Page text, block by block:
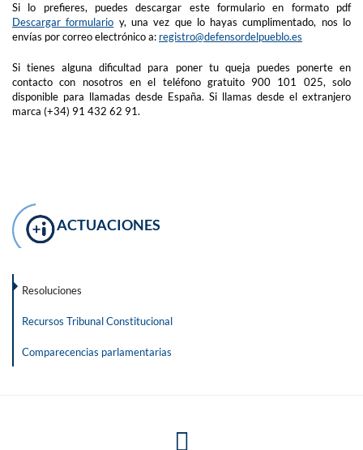
Si lo prefieres, puedes descargar este formulario en formato pdf
Descargar formulario y, una vez que lo hayas cumplimentado, nos lo
envías por correo electrónico a: registro@defensordelpueblo.es
Si tienes alguna dificultad para poner tu queja puedes ponerte en
contacto con nosotros en el teléfono gratuito 900 101 025, solo
disponible para llamadas desde España. Si llamas desde el extranjero
marca (+34) 91 432 62 91.
ACTUACIONES
Resoluciones
Recursos Tribunal Constitucional
Comparecencias parlamentarias